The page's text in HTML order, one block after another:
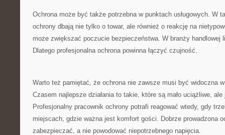
Ochrona może być także potrzebna w punktach usługowych. W
ochrony dbają nie tylko o towar, ale również o reakcję na
może zwiększać poczucie bezpieczeństwa. W branży handlowej
Dlatego profesjonalna ochrona powinna łączyć czujność.
Warto też pamiętać, że ochrona nie zawsze musi być widoczna
Czasem najlepsze działania to takie, które są mało uciążliwe,
Profesjonalny pracownik ochrony potrafi reagować wtedy, gdy
miejscach, gdzie ważna jest komfort gości. Dobrze prowadzona
zabezpieczać, a nie powodować niepotrzebnego napięcia.